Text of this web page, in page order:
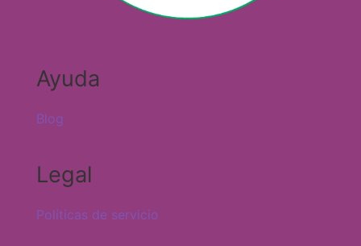
Ayuda
Blog
Legal
Políticas de servicio